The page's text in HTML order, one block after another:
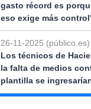
gasto récord es
eso exige más
26-11-2025 (público.es)
Los técnicos de
la falta de medios
plantilla se